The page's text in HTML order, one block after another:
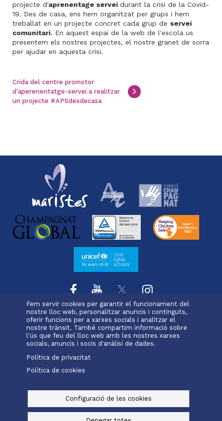
projecte d'aprenentage servei durant la crisi de la Covid-
19. Des de casa, ens hem organitzat per grups i hem
treballat en un projecte concret cada grup de servei
comunitari. En aquest espai de la web de l'escola us
presentem els nostres projectes, el nostre granet de sorra
per ajudar en aquesta crisi.
Crida del centre promotor
d'aperenentatge-servei a realitzar
un projecte #APSdesdecasa
Fem servir cookies per garantir el funcionament del
nostre lloc web, personalitzar anuncis i continguts,
oferir funcions per a xarxes socials i analitzar el
nostre trànsit. També compartim informació sobre
l'ús que feu del lloc web amb les nostres xarxes
socials, anuncis i socis d'anàlisi de dades.
Política de privacitat
Política de cookies
Configuració de les cookies
Menu
footer
ravell
L'escola Projecte educatiu
Oferta educativa
Serveis i extraescolars
Pastoral Matrícula
Alexia
Office 365
© Maristes Catalunya, 2025
Avís legal, política de privacitat i cookies